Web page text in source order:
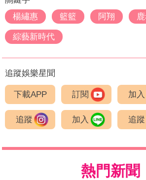
楊繡惠
籃籃 阿翔
綜藝新時代
追蹤娛樂星聞
下載APP 訂閱 加入
追蹤 加入 追蹤
熱門新聞